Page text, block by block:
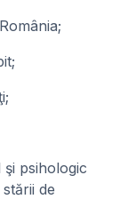
psihologic
de